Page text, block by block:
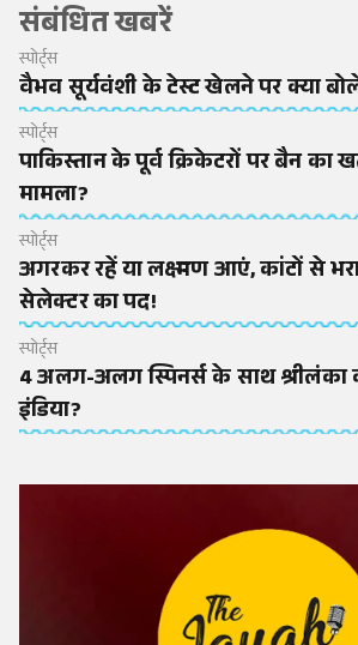
संबंधित खबरें
स्पोर्ट्स
वैभव सूर्यवंशी के टेस्ट खेलने पर क्या
स्पोर्ट्स
पाकिस्तान के पूर्व क्रिकेटरों पर बैन का
मामला?
स्पोर्ट्स
अगरकर रहें या लक्ष्मण आएं, कांटों से
सेलेक्टर का पद!
स्पोर्ट्स
4 अलग-अलग स्पिनर्स के साथ श्रीलंका
इंडिया?